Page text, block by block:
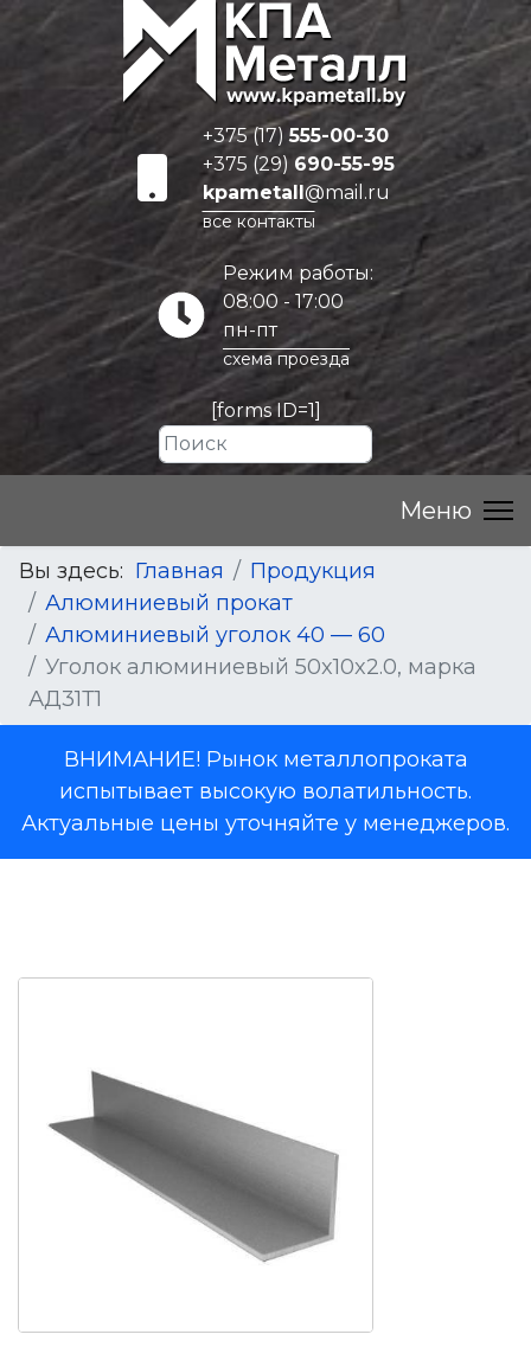
+375 (17)555-00-30
+375 (29) 690-55-95
kpametall@mail.ru
все контакты
Режим работы:
08:00 - 17:00
пн-пт
схема проезда
[forms ID=1]
Вы здесь: Главная
Продукция
Алюминиевый прокат
Алюминиевый уголок 40 — 60
Уголок алюминиевый 50x10x2.0, марка
АД31Т1
ВНИМАНИЕ! Рынок металлопроката
испытывает высокую волатильность.
Актуальные цены уточняйте у менеджеров.